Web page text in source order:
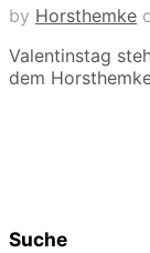
by Horsthemke
Valentinstag
dem
Suche